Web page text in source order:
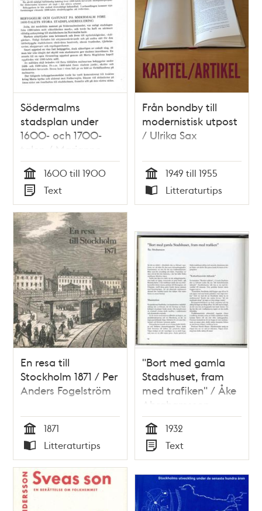
Södermalms
stadsplan under
1600- och 1700-
talen / Marianne
Råberg
Tid
1600 till 1900
Typ
Text
Från bondby till
modernistisk utpost
/ Ulrika Sax
Tid
1949 till 1955
Typ
Litteraturtips
En resa till
Stockholm 1871 / Per
Anders Fogelström
Tid
1871
Typ
Litteraturtips
"Bort med gamla
Stadshuset, fram
med trafiken" / Åke
Abrahamsson
Tid
1932
Typ
Text